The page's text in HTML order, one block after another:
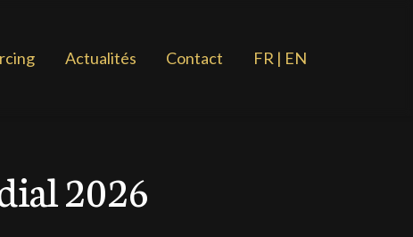
Actualités Contact FR | EN
2026